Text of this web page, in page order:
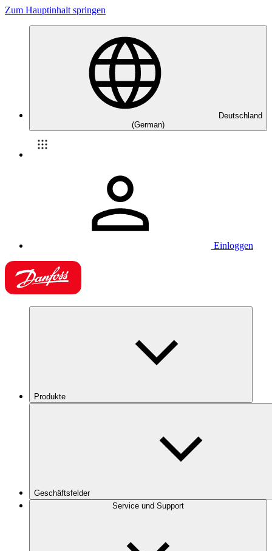
Zum Hauptinhalt springen
Deutschland
(German)
Einloggen
Produkte
Geschäftsfelder
Service und Support